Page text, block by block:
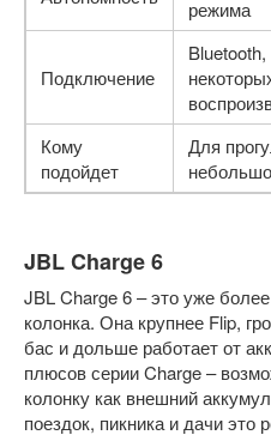
режима
Подключение
Кому
подойдет
Для
JBL Charge 6
JBL Charge 6 – это уже
колонка. Она крупнее Flip,
бас и дольше работает от
плюсов серии Charge –
колонку как внешний
поездок, пикника и дачи это